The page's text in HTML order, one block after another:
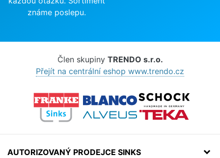
známe poslepu.
Člen skupiny TRENDO s.r.o.
Přejít na centrální eshop www.trendo.cz
AUTORIZOVANÝ PRODEJCE SINKS